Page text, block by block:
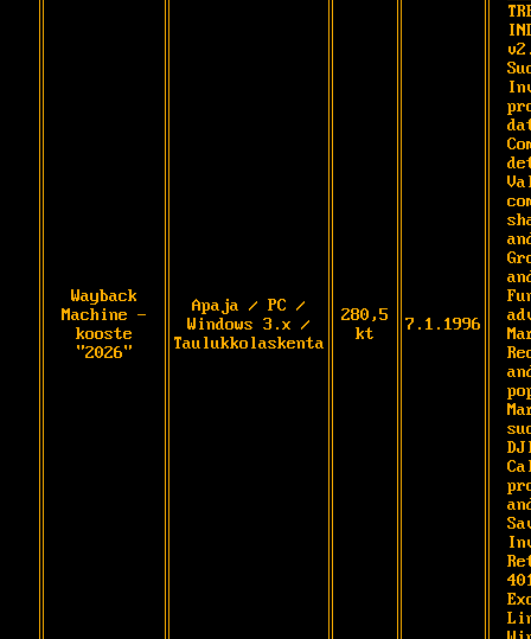
Wayback
Machine -
kooste
"2026"
Apaja / PC /
Windows 3.x /
Taulukkolaskenta
280,5
kt
7.1.1996